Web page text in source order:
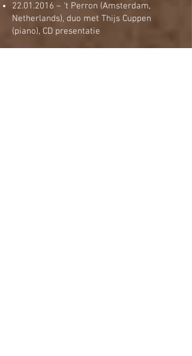
22.01.2016 – ‘t Perron (Amsterdam,
Netherlands), duo met Thijs Cuppen
(piano), CD presentatie